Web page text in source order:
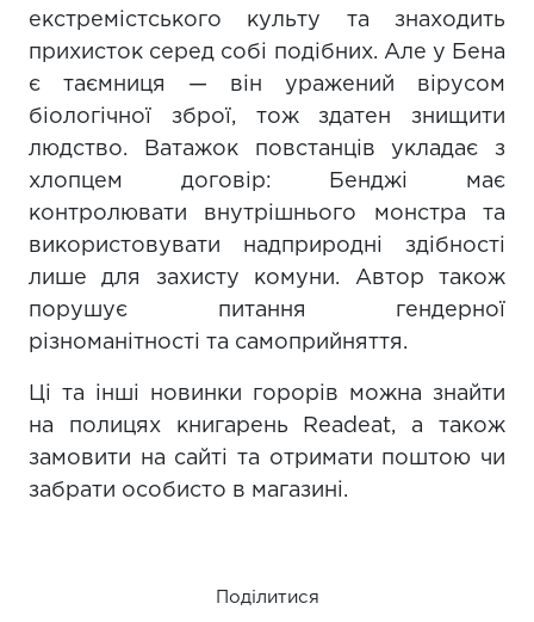
екстремістського культу та знаходить
прихисток серед собі подібних. Але у Бена
є таємниця — він уражений вірусом
біологічної зброї, тож здатен знищити
людство. Ватажок повстанців укладає з
хлопцем договір: Бенджі має
контролювати внутрішнього монстра та
використовувати надприродні здібності
лише для захисту комуни. Автор також
порушує питання гендерної
різноманітності та самоприйняття.
Ці та інші новинки горорів можна знайти
на полицях книгарень Readeat, а також
замовити на сайті та отримати поштою чи
забрати особисто в магазині.
Поділитися